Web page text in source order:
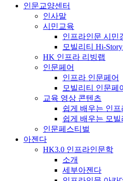
인문교양센터
인사말
시민교육
인프라인문 시민
모빌리티 Hi-
HK 인프라 리빙랩
인문페어
인프라 인문페어
모빌리티 인문페
교육 영상 콘텐츠
쉽게 배우는 인
쉽게 배우는 모
인문페스티벌
아젠다
HK3.0 인프라인문학
소개
세부아젠다